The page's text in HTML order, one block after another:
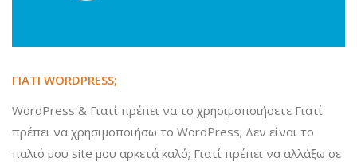
ΓΙΑΤΙ WORDPRESS;
WordPress & Γιατί πρέπει να το χρησιμοποιήσετε Γιατί
πρέπει να χρησιμοποιήσω το WordPress; Δεν είναι το
παλιό μου site μου αρκετά καλό; Γιατί πρέπει να αλλάξω σε